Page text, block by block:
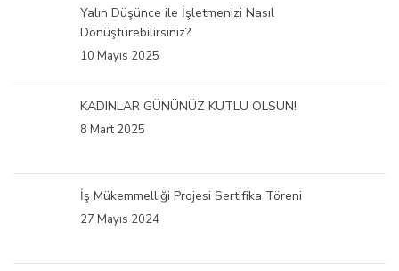
Yalın Düşünce ile İşletmenizi Nasıl
Dönüştürebilirsiniz?
10 Mayıs 2025
KADINLAR GÜNÜNÜZ KUTLU OLSUN!
8 Mart 2025
İş Mükemmelliği Projesi Sertifika Töreni
27 Mayıs 2024